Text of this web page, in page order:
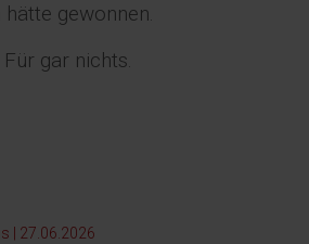
gewonnen.
Für gar nichts.
| 27.06.2026